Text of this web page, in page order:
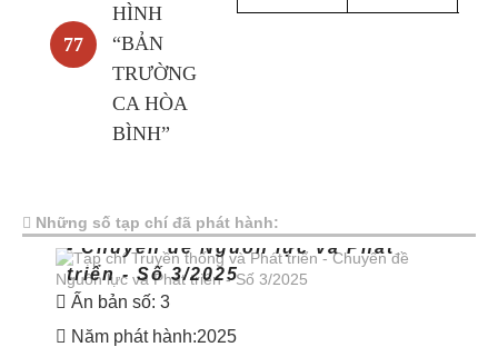
77
HÌNH
“BẢN
TRƯỜNG
CA HÒA
BÌNH”
Những số tạp chí đã phát hành:
Tạp chí Truyền thống và Phát triển
- Chuyên đề Nguồn lực và Phát
triển - Số 3/2025
Ấn bản số: 3
Năm phát hành:2025